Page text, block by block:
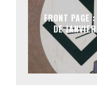
FRONT PAGE
DE